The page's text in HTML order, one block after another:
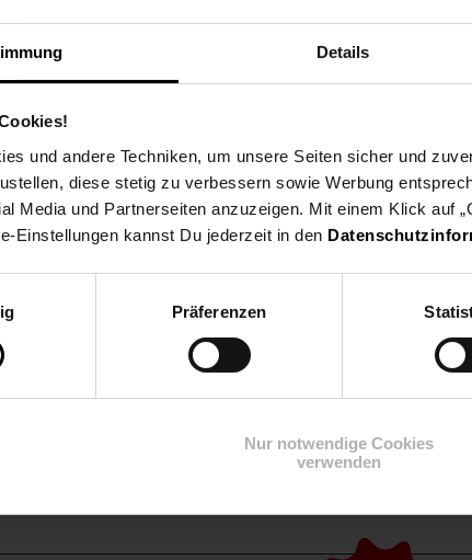
Details
und andere Techniken, um unsere Seiten sicher und
diese stetig zu verbessern sowie Werbung
Media und Partnerseiten anzuzeigen. Mit einem Klick auf
Einstellungen kannst Du jederzeit in den
Präferenzen
Nur notwendige Cookies
verwenden